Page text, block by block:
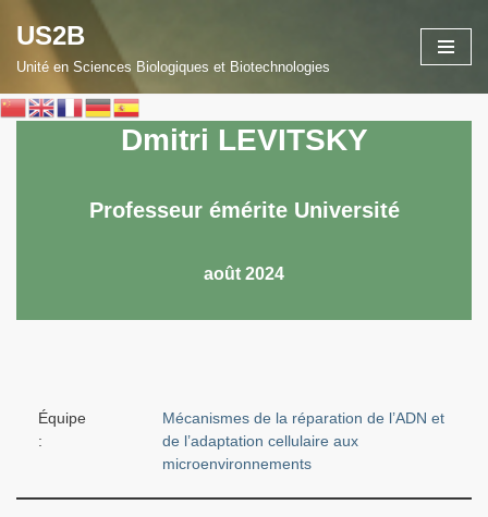
Aller
contenu
US2B
Unité en Sciences Biologiques et Biotechnologies
Dmitri LEVITSKY
Professeur émérite Université
août 2024
Équipe
:
Mécanismes de la réparation de l’ADN et
de l’adaptation cellulaire aux
microenvironnements